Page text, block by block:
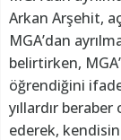
Arkan Arşehit,
MGA’dan
belirtirken,
öğrendiğini
yıllardır
ederek,